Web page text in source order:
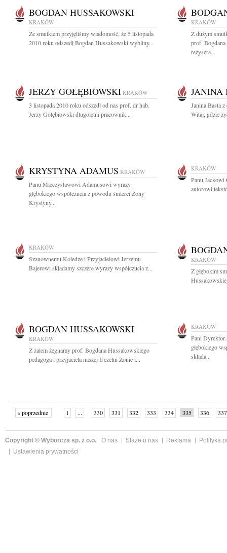
BOGDAN HUSSAKOWSKI
KRAKÓW
Ze smutkiem przyjęliśmy wiadomość, że 5 listopada
2010 roku odszedł Bogdan Hussakowski wybitny...
KRAKÓW
Z dużym
prof.
reżysera...
JERZY GOŁĘBIOWSKI KRAKÓW
3 listopada 2010 roku odszedł od nas prof. dr hab.
Jerzy Gołębiowski długoletni pracownik...
JANINA
Janina Basta
Witaj, gdzie
KRYSTYNA ADAMUS KRAKÓW
Panu Mieczysławowi Adamusowi wyrazy
głębokiego współczucia z powodu śmierci Żony
Krystyny...
KRAKÓW
Panu Jackowi
autorowi
KRAKÓW
Szanownemu Koledze i Przyjacielowi Jerzemu
Bajerowi składamy szczere wyrazy współczucia z...
KRAKÓW
Z głębokim
BOGDAN HUSSAKOWSKI
KRAKÓW
Z żalem żegnamy prof. Bogdana Hussakowskiego
pedagoga i przyjaciela naszej Uczelni Żonie i...
KRAKÓW
Pani Dyrektor
głębokiego
składa...
« poprzednie 1 ... 330 331 332 333 334 335 336
337
Copyright © Wyborcza sp. z o.o. O nas Staże u nas Reklama
Polityka
Ustawienia prywatności